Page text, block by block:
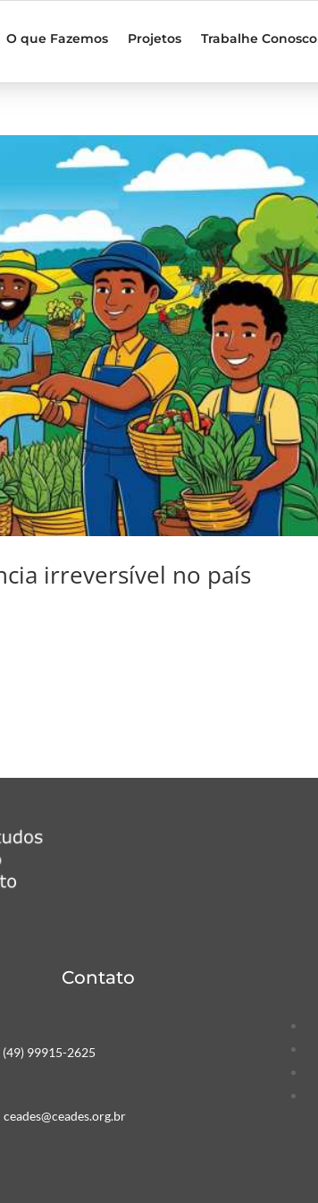
O que Fazemos Projetos Trabalhe Conosco
irreversível no país
Contato
(49) 99915-2625
ceades@ceades.org.br